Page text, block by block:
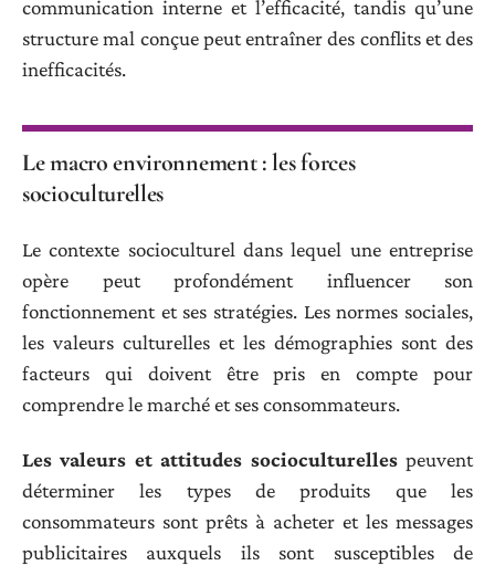
communication interne et l’efficacité, tandis qu’une
structure mal conçue peut entraîner des conflits et des
inefficacités.
Le macro environnement : les forces
socioculturelles
Le contexte socioculturel dans lequel une entreprise
opère peut profondément influencer son
fonctionnement et ses stratégies. Les normes sociales,
les valeurs culturelles et les démographies sont des
facteurs qui doivent être pris en compte pour
comprendre le marché et ses consommateurs.
Les valeurs et attitudes socioculturellespeuvent
déterminer les types de produits que les
consommateurs sont prêts à acheter et les messages
publicitaires auxquels ils sont susceptibles de